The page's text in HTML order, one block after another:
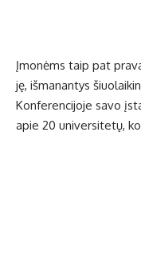
Įmo­nėms taip pat
ję, iš­ma­nan­tys
Kon­fe­ren­ci­jo­je sa­vo
apie 20 uni­ver­si­te­tų,